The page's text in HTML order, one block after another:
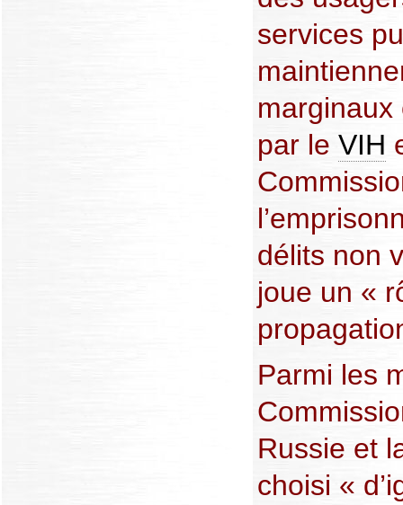
services
marginaux
par le VIH
délits non
joue un «
Parmi les
Russie et
choisi «